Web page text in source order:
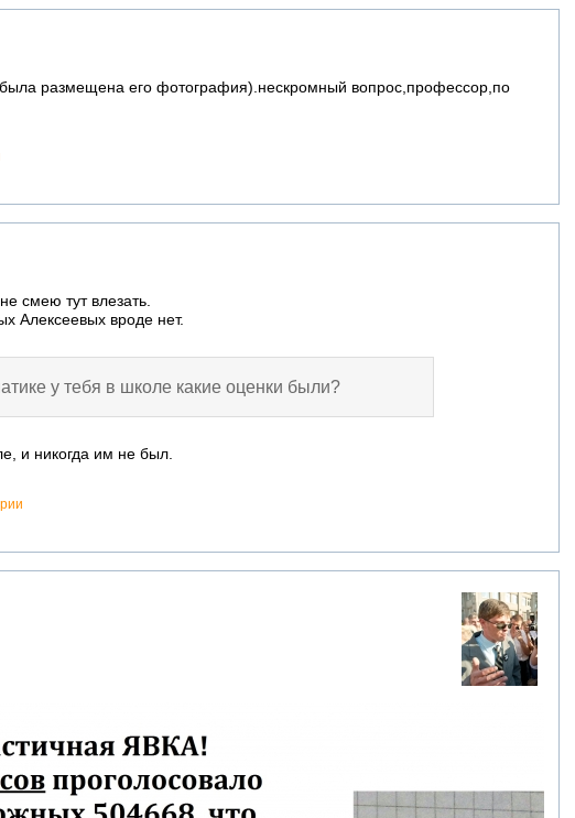
размещена его фотография).нескромный вопрос,профессор,по
смею тут влезать.
Алексеевых вроде нет.
у тебя в школе какие оценки были?
и никогда им не был.